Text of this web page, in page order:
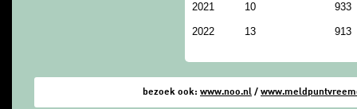
2021 10 933
2022 13 913
bezoek ook: www.noo.nl /